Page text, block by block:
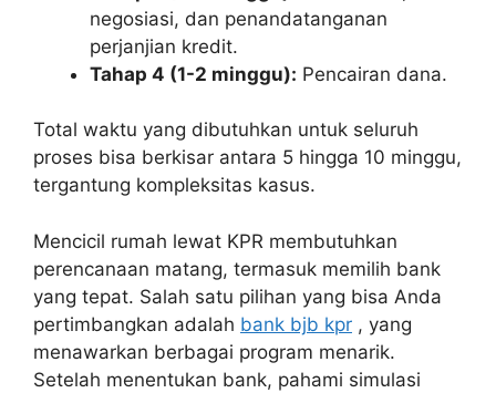
negosiasi, dan penandatanganan
perjanjian kredit.
Tahap 4 (1-2 minggu): Pencairan dana.
Total waktu yang dibutuhkan untuk seluruh
proses bisa berkisar antara 5 hingga 10 minggu,
tergantung kompleksitas kasus.
Mencicil rumah lewat KPR membutuhkan
perencanaan matang, termasuk memilih bank
yang tepat. Salah satu pilihan yang bisa Anda
pertimbangkan adalah bank bjb kpr , yang
menawarkan berbagai program menarik.
Setelah menentukan bank, pahami simulasi